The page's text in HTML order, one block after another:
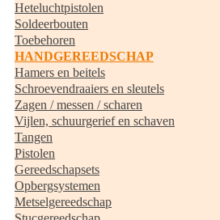
Heteluchtpistolen
Soldeerbouten
Toebehoren
HANDGEREEDSCHAP
Hamers en beitels
Schroevendraaiers en sleutels
Zagen / messen / scharen
Vijlen, schuurgerief en schaven
Tangen
Pistolen
Gereedschapsets
Opbergsystemen
Metselgereedschap